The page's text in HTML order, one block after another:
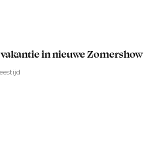
vakantie in nieuwe Zomershow